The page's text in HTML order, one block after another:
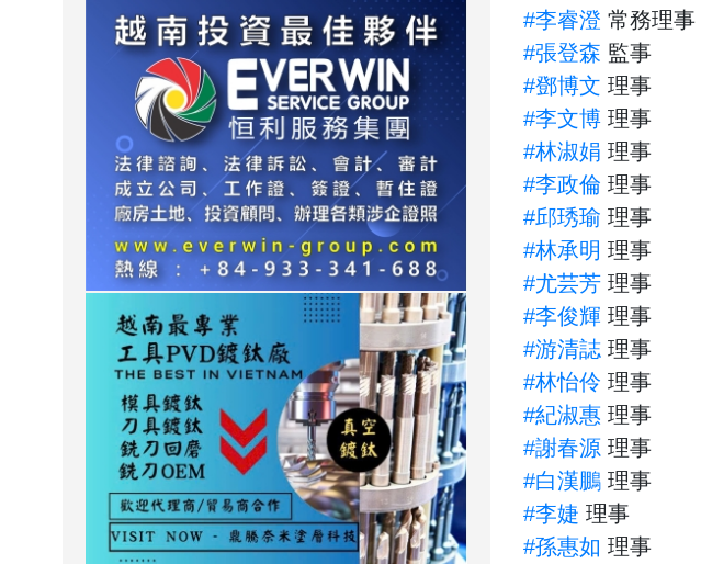
#李睿澄 常務理事
#張登森 監事
#鄧博文 理事
#李文博 理事
#林淑娟 理事
#李政倫 理事
#邱琇瑜 理事
#林承明 理事
#尤芸芳 理事
#李俊輝 理事
#游清誌 理事
#林怡伶 理事
#紀淑惠 理事
#謝春源 理事
#白漢鵬 理事
#李婕 理事
#孫惠如 理事